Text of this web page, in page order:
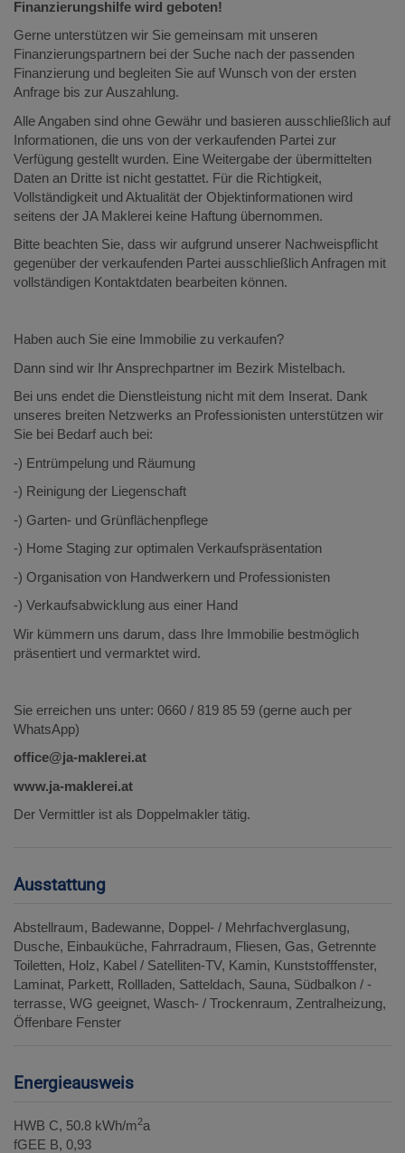
Finanzierungshilfe wird geboten!
Gerne unterstützen wir Sie gemeinsam mit unseren
Finanzierungspartnern bei der Suche nach der passenden
Finanzierung und begleiten Sie auf Wunsch von der ersten
Anfrage bis zur Auszahlung.
Alle Angaben sind ohne Gewähr und basieren ausschließlich auf
Informationen, die uns von der verkaufenden Partei zur
Verfügung gestellt wurden. Eine Weitergabe der übermittelten
Daten an Dritte ist nicht gestattet. Für die Richtigkeit,
Vollständigkeit und Aktualität der Objektinformationen wird
seitens der JA Maklerei keine Haftung übernommen.
Bitte beachten Sie, dass wir aufgrund unserer Nachweispflicht
gegenüber der verkaufenden Partei ausschließlich Anfragen mit
vollständigen Kontaktdaten bearbeiten können.
Haben auch Sie eine Immobilie zu verkaufen?
Dann sind wir Ihr Ansprechpartner im Bezirk Mistelbach.
Bei uns endet die Dienstleistung nicht mit dem Inserat. Dank
unseres breiten Netzwerks an Professionisten unterstützen wir
Sie bei Bedarf auch bei:
-) Entrümpelung und Räumung
-) Reinigung der Liegenschaft
-) Garten- und Grünflächenpflege
-) Home Staging zur optimalen Verkaufspräsentation
-) Organisation von Handwerkern und Professionisten
-) Verkaufsabwicklung aus einer Hand
Wir kümmern uns darum, dass Ihre Immobilie bestmöglich
präsentiert und vermarktet wird.
Sie erreichen uns unter: 0660 / 819 85 59 (gerne auch per
WhatsApp)
office@ja-maklerei.at
www.ja-maklerei.at
Der Vermittler ist als Doppelmakler tätig.
Ausstattung
Abstellraum Badewanne Doppel- / Mehrfachverglasung
Dusche Einbauküche Fahrradraum Fliesen Gas Getrennte
Toiletten Holz Kabel / Satelliten-TV Kamin Kunststofffenster
Laminat Parkett Rollladen Satteldach Sauna Südbalkon / -
terrasse WG geeignet Wasch- / Trockenraum Zentralheizung
Öffenbare Fenster
Energieausweis
HWB C, 50.8 kWh/m2a
fGEE B, 0,93